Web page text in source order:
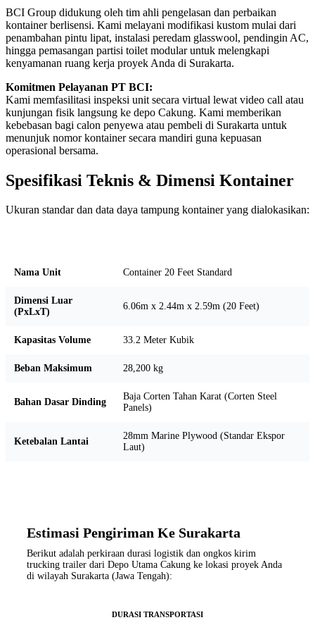
BCI Group didukung oleh tim ahli pengelasan dan perbaikan
kontainer berlisensi. Kami melayani modifikasi kustom mulai dari
penambahan pintu lipat, instalasi peredam glasswool, pendingin AC,
hingga pemasangan partisi toilet modular untuk melengkapi
kenyamanan ruang kerja proyek Anda di Surakarta.
Komitmen Pelayanan PT BCI:
Kami memfasilitasi inspeksi unit secara virtual lewat video call atau
kunjungan fisik langsung ke depo Cakung. Kami memberikan
kebebasan bagi calon penyewa atau pembeli di Surakarta untuk
menunjuk nomor kontainer secara mandiri guna kepuasan
operasional bersama.
Spesifikasi Teknis & Dimensi Kontainer
Ukuran standar dan data daya tampung kontainer yang dialokasikan:
Nama Unit Container 20 Feet Standard
Dimensi Luar
(PxLxT)
6.06m x 2.44m x 2.59m (20 Feet)
Kapasitas Volume 33.2 Meter Kubik
Beban Maksimum 28,200 kg
Bahan Dasar Dinding
Baja Corten Tahan Karat (Corten Steel
Panels)
Ketebalan Lantai
28mm Marine Plywood (Standar Ekspor
Laut)
Estimasi Pengiriman Ke Surakarta
Berikut adalah perkiraan durasi logistik dan ongkos kirim
trucking trailer dari Depo Utama Cakung ke lokasi proyek Anda
di wilayah Surakarta (Jawa Tengah):
DURASI TRANSPORTASI